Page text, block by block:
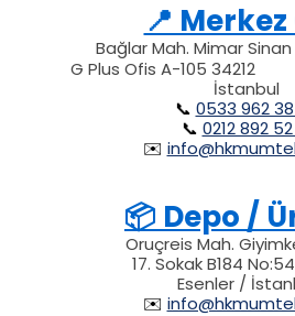
📍
Bağlar Mah. Mimar
G Plus Ofis A-105 34212
İstanbul
📞 0533 962
📞 0212 892 52
✉️
📦 Depo /
Oruçreis Mah.
17. Sokak B184
Esenler /
✉️